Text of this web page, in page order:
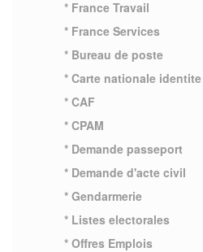
* France Travail
* France Services
* Bureau de poste
* Carte nationale identite
* CAF
* CPAM
* Demande passeport
* Demande d'acte civil
* Gendarmerie
* Listes electorales
* Offres Emplois